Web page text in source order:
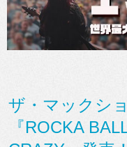
ザ・マックシ
『ROCKA